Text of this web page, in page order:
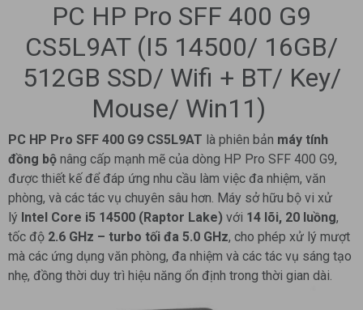
PC HP Pro SFF 400 G9
CS5L9AT (I5 14500/ 16GB/
512GB SSD/ Wifi + BT/ Key/
Mouse/ Win11)
PC HP Pro SFF 400 G9 CS5L9AT là phiên bản máy tính
đồng bộ nâng cấp mạnh mẽ của dòng HP Pro SFF 400 G9,
được thiết kế để đáp ứng nhu cầu làm việc đa nhiệm, văn
phòng, và các tác vụ chuyên sâu hơn. Máy sở hữu bộ vi xử
lý Intel Core i5 14500 (Raptor Lake) với 14 lõi, 20 luồng,
tốc độ 2.6 GHz – turbo tối đa 5.0 GHz, cho phép xử lý mượt
mà các ứng dụng văn phòng, đa nhiệm và các tác vụ sáng tạo
nhẹ, đồng thời duy trì hiệu năng ổn định trong thời gian dài.